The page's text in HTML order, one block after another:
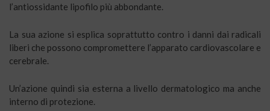
l’antiossidante lipofilo più abbondante.
La sua azione si esplica soprattutto contro i danni dai radicali
liberi che possono compromettere l’apparato cardiovascolare e
cerebrale.
Un’azione quindi sia esterna a livello dermatologico ma anche
interno di protezione.